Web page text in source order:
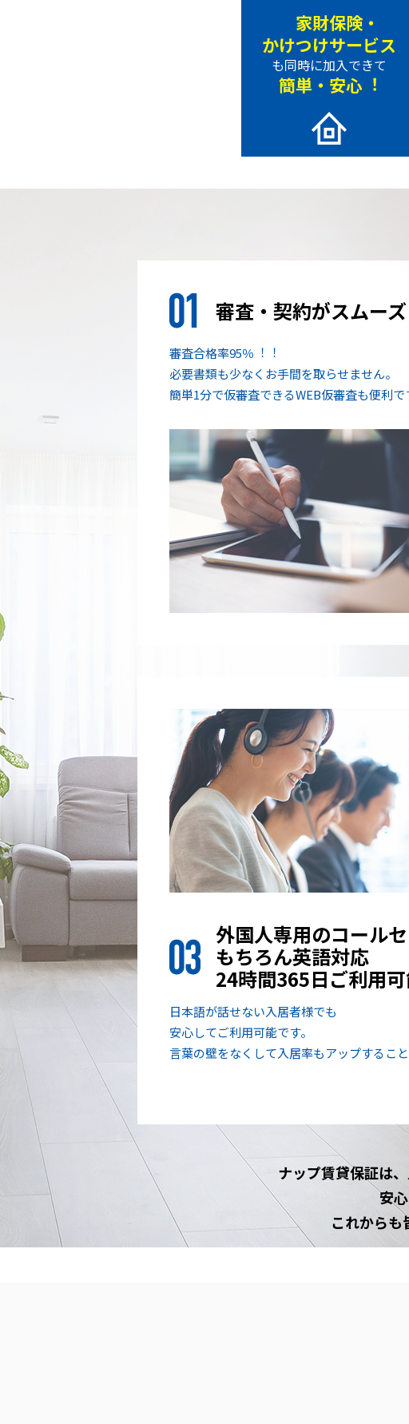
家財保険・
かけつけサービス
も同時に加入できて
簡単・安心︕
審査・契約がスムーズ
審査合格率95％︕︕
必要書類も少なくお手間を取らせません。
簡単1分で仮審査できるWEB仮審査も便利で
外国人専用のコール
もちろん英語対応
24時間365日ご利用
日本語が話せない入居者様でも
安心してご利用可能です。
言葉の壁をなくして入居率もアップすること
ナップ賃貸保証は、
安
これからも皆